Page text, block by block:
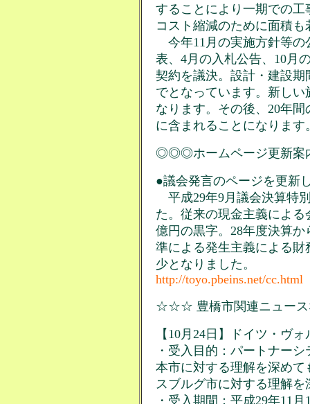
することにより一期での
コスト縮減のために面積
今年11月の実施方針等の
表、4月の入札公告、10月
契約を議決。設計・建設期
でとなっています。新し
なります。その後、20年
に含まれることになります
◎◎◎ホームページ更新
●議会発言のページを更新
平成29年9月議会決算特
た。従来の現金主義によ
億円の黒字。28年度決算
準による発生主義による財
少となりました。
http://toyo.pbeins.net/cc.html
☆☆☆ 豊橋市関連ニュー
【10月24日】ドイツ・ヴ
・受入目的：パートナー
本市に対する理解を深め
スブルグ市に対する理解を
・受入期間：平成29年11月